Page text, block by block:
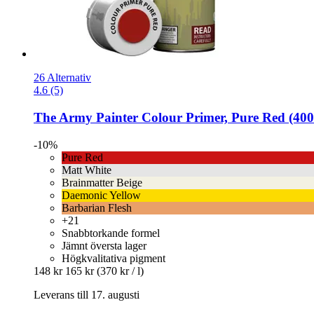
26 Alternativ
4.6 (5)
The Army Painter Colour Primer, Pure Red
-10%
Pure Red
Matt White
Brainmatter Beige
Daemonic Yellow
Barbarian Flesh
+21
Snabbtorkande formel
Jämnt översta lager
Högkvalitativa pigment
148 kr 165 kr (370 kr / l)
Leverans till 17. augusti